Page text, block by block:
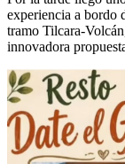
experiencia a bordo
tramo Tilcara-
innovadora